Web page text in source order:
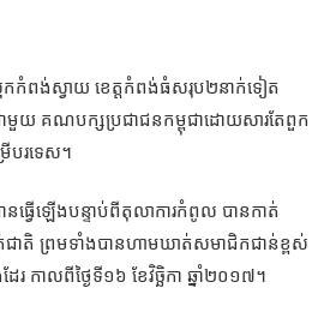
កំពង់ស្វាយ ខេត្តកំពង់ធំសរុប២នាក់ទៀត
ាមួយ គណបក្សប្រជាជនកម្ពុជាដោយសារតែពួក
បរទេស។
នធ្វើឡើងបន្ទាប់ពីតុលាការកំពូល បានកាត់
ជាតិ ព្រមទាំងបានហាមឃាត់សមាជិកជាន់ខ្ពស់
ែរ កាលពីថ្ងៃទី១៦ ខែវិច្ឆិកា ឆ្នាំ២០១៧។